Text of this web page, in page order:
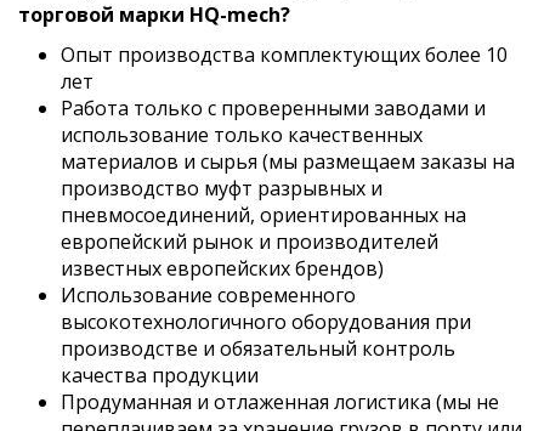
торговой марки HQ-mech?
Опыт производства комплектующих более 10
лет
Работа только с проверенными заводами и
использование только качественных
материалов и сырья (мы размещаем заказы на
производство муфт разрывных и
пневмосоединений, ориентированных на
европейский рынок и производителей
известных европейских брендов)
Использование современного
высокотехнологичного оборудования при
производстве и обязательный контроль
качества продукции
Продуманная и отлаженная логистика (мы не